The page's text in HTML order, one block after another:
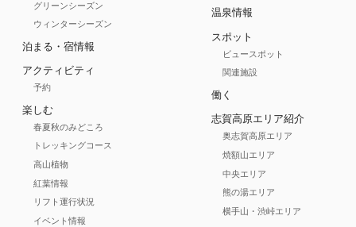
グリーンシーズン
ウィンターシーズン
泊まる・宿情報
アクティビティ
予約
楽しむ
春夏秋のみどころ
トレッキングコース
高山植物
紅葉情報
リフト運行状況
イベント情報
温泉情報
スポット
ビュースポット
関連施設
働く
志賀高原エリア紹介
奥志賀高原エリア
焼額山エリア
中央エリア
熊の湯エリア
横手山・渋峠エリア